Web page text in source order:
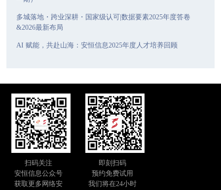
多城落地・跨业深耕・国家级认可|数据要素2025年度答卷
&2026最新布局
AI 赋能，共赴山海：安恒信息2025年度人才培养回顾
扫码关注
安恒信息公众号
获取更多网络安
即刻扫码
预约免费试用
我们将在24小时